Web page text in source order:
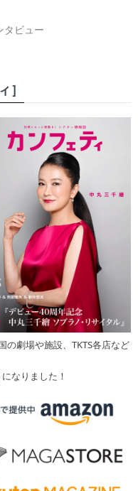
タビュー
］
の劇場や施設、TKTS各店など
なりました！